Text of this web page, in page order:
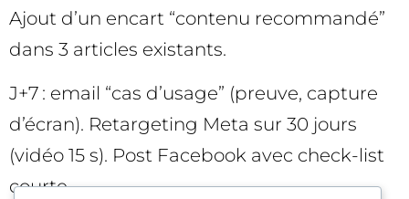
Ajout d’un encart “contenu recommandé”
dans 3 articles existants.
J+7 : email “cas d’usage” (preuve, capture
d’écran). Retargeting Meta sur 30 jours
(vidéo 15 s). Post Facebook avec check-list
courte.